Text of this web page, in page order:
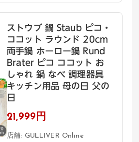
ストウブ 鍋 Staub ピコ・
ココット ラウンド 20cm
両手鍋 ホーロー鍋 Rund
Brater ピコ ココット お
しゃれ 鍋 なべ 調理器具
キッチン用品 母の日 父の
日
21,999円
店舗: GULLIVER Online